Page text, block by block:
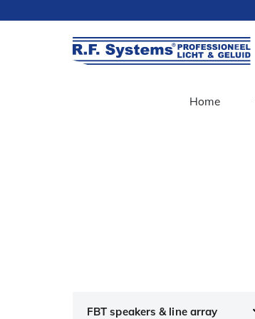
Home
FBT speakers & line array